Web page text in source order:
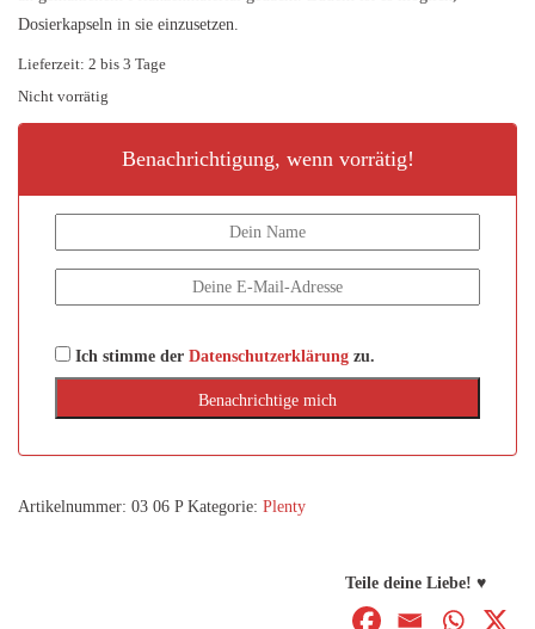
Dosierkapseln in sie einzusetzen.
Lieferzeit: 2 bis 3 Tage
Nicht vorrätig
Benachrichtigung, wenn vorrätig!
Ich stimme der Datenschutzerklärung zu.
Artikelnummer: 03 06 P Kategorie: Plenty
Teile deine Liebe! ♥